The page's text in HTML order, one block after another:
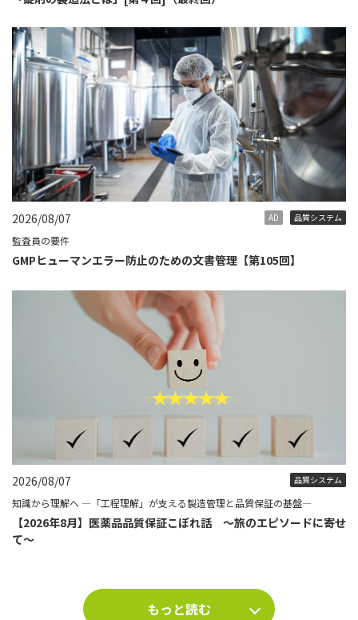
2026/08/07 AD 品質システム
監査員の要件
GMPヒューマンエラー防止のための文書管理【第105回】
2026/08/07 品質システム
知識から理解へ ―「工程理解」が支える製造管理と品質保証の基盤―
【2026年8月】医薬品品質保証こぼれ話 ～旅のエピソードに寄せ
て～
もっと読む